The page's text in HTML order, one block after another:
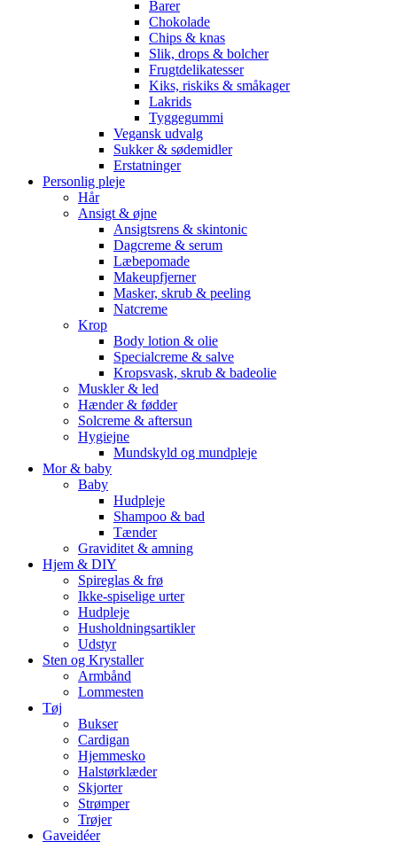
Barer
Chokolade
Chips & knas
Slik, drops & bolcher
Frugtdelikatesser
Kiks, riskiks & småkager
Lakrids
Tyggegummi
Vegansk udvalg
Sukker & sødemidler
Erstatninger
Personlig pleje
Hår
Ansigt & øjne
Ansigtsrens & skintonic
Dagcreme & serum
Læbepomade
Makeupfjerner
Masker, skrub & peeling
Natcreme
Krop
Body lotion & olie
Specialcreme & salve
Kropsvask, skrub & badeolie
Muskler & led
Hænder & fødder
Solcreme & aftersun
Hygiejne
Mundskyld og mundpleje
Mor & baby
Baby
Hudpleje
Shampoo & bad
Tænder
Graviditet & amning
Hjem & DIY
Spireglas & frø
Ikke-spiselige urter
Hudpleje
Husholdningsartikler
Udstyr
Sten og Krystaller
Armbånd
Lommesten
Tøj
Bukser
Cardigan
Hjemmesko
Halstørklæder
Skjorter
Strømper
Trøjer
Gaveidéer